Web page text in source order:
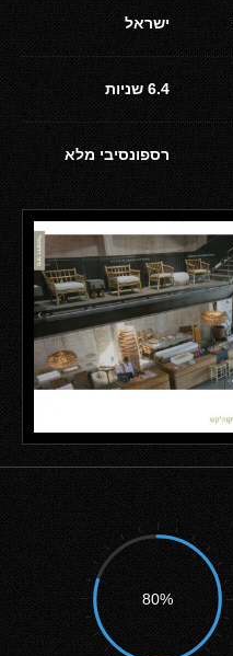
ישראל
6.4 שניות
רספונסיבי מלא
80%